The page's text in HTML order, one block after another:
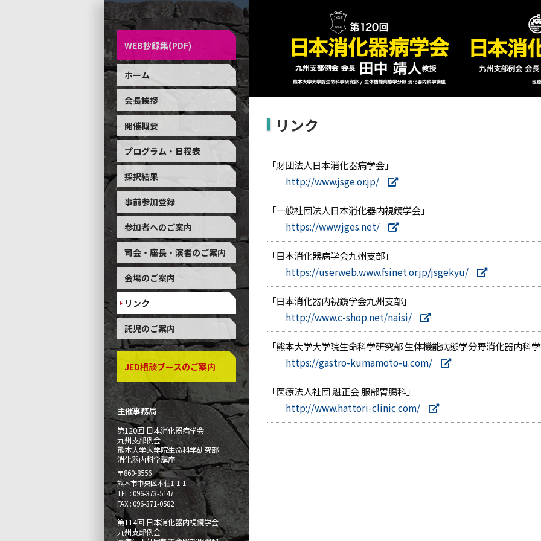
リンク
「財団法人日本消化器病学会」
http://www.jsge.or.jp/
「一般社団法人日本消化器内視鏡学会」
https://www.jges.net/
「日本消化器病学会九州支部」
https://userweb.www.fsinet.or.jp/jsgekyu/
「日本消化器内視鏡学会九州支部」
http://www.c-shop.net/naisi/
「熊本大学大学院生命科学研究部 生体機能病態学分野消化器内科
https://gastro-kumamoto-u.com/
「医療法人社団 魁正会 服部胃腸科」
http://www.hattori-clinic.com/
WEB抄録集(PDF)
ホーム
会長挨拶
開催概要
プログラム・日程表
採択結果
事前参加登録
参加者へのご案内
司会・座長・演者のご案内
会場のご案内
リンク
託児のご案内
JED相談ブースのご案内
主催事務局
第120回 日本消化器病学会
九州支部例会
熊本大学大学院生命科学研究部
消化器内科学講座
〒860-8556
熊本市中央区本荘1-1-1
TEL
096-373-5147
FAX 096-371-0582
第114回 日本消化器内視鏡学会
九州支部例会